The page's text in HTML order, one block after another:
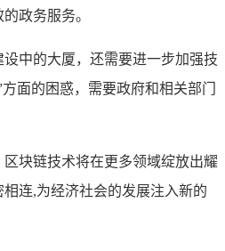
政务服务。
中的大厦，还需要进一步加强技
面的困惑，需要政府和相关部门
块链技术将在更多领域绽放出耀
连,为经济社会的发展注入新的